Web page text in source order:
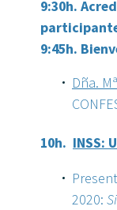
9:30h.
9:45h.
Dña.
10h. INSS:
2020: